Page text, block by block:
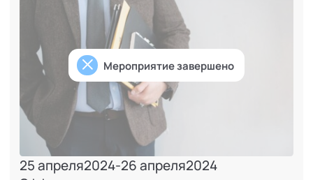
Мероприятие завершено
25 апреля2024-26 апреля2024